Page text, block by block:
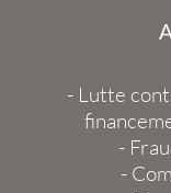
- Lutte
-
-